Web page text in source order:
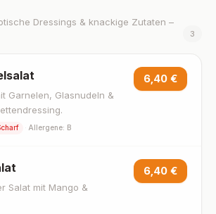
Dressings & knackige Zutaten –
3
Garnelen, Glasnudeln &
· Allergene: B
6,40 €
Salat mit Mango &
6,40 €